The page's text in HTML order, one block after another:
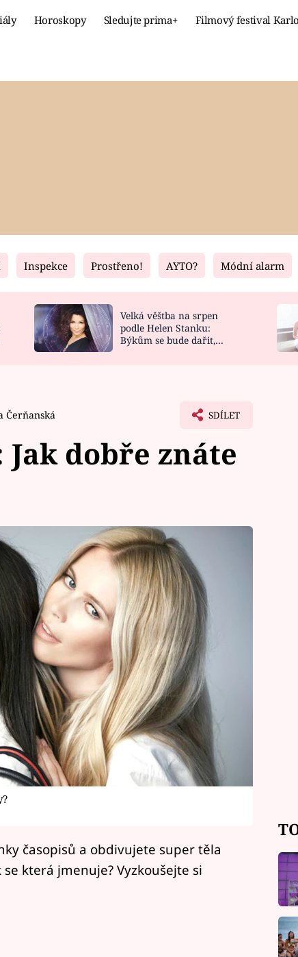
Horoskopy Sledujte prima+ Filmový festival
Fresh
NOVINKY
VIDEORECEPTY
Living
DESIGN
Inspekce Prostřeno! AYTO? Módní alarm
Velká věštba na srpen
podle Helen Stanku:
Býkům se bude dařit,
Čerňanská SDÍLET
Jak dobře znáte
časopisů a obdivujete super těla
která jmenuje? Vyzkoušejte si